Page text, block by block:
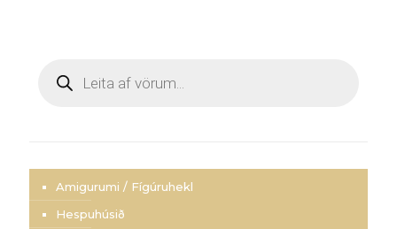
search
Amigurumi / Fígúruhekl
Hespuhúsið